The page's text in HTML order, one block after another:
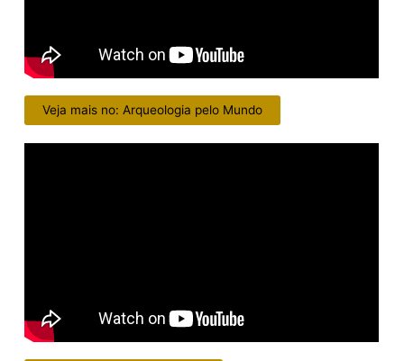
Veja mais no: Arqueologia pelo Mundo